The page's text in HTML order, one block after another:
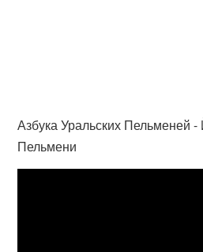
Азбука Уральских Пельменей
Пельмени